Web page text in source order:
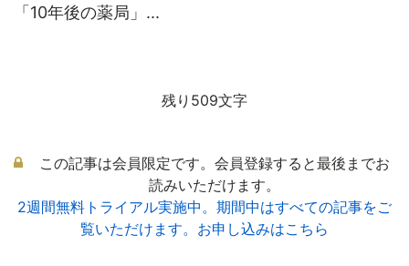
「10年後の薬局」...
残り509文字
この記事は会員限定です。会員登録すると最後までお
読みいただけます。
2週間無料トライアル実施中。期間中はすべての記事をご
覧いただけます。お申し込みはこちら